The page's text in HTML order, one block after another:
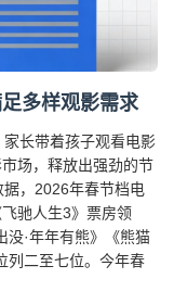
多样观影需求
长带着孩子观看电影
场，释放出强劲的节
，2026年春节档电
驰人生3》票房领
没·年年有熊》《熊猫
列二至七位。今年春